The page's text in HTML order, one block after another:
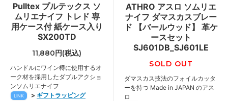
Pulltex プルテックス ソ
ムリエナイフ トレド 専
用ケース付 紙ケース入り
SX200TD
11,880円(税込)
ハンドルにワイン樽に使用するオ
ーク材を採用したダブルアクショ
ンソムリエナイフ
LINK > ギフトラッピング
ATHRO アスロ ソムリエ
ナイフ ダマスカスブレー
ド 【バールウッド】 革ケ
ースセット
SJ601DB_SJ601LE
SOLD OUT
ダマスカス技法のフォイルカッタ
ーを持つ Made in JAPAN のアス
ロ